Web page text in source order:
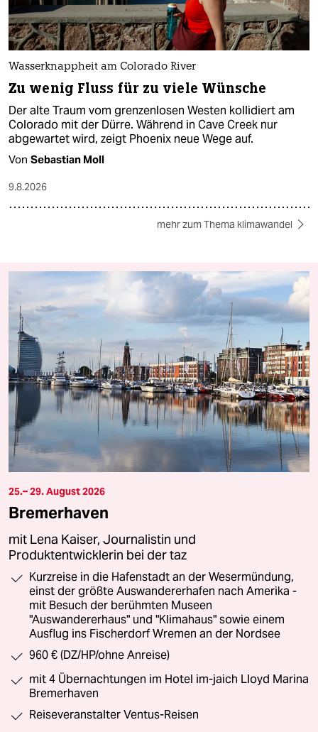
Wasserknappheit am Colorado River
Zu wenig Fluss für zu viele Wünsche
Der alte Traum vom grenzenlosen Westen kollidiert am
Colorado mit der Dürre. Während in Cave Creek nur
abgewartet wird, zeigt Phoenix neue Wege auf.
Von Sebastian Moll
9.8.2026
mehr zum Thema klimawandel
25.– 29. August 2026
Bremerhaven
mit Lena Kaiser, Journalistin und
Produktentwicklerin bei der taz
Kurzreise in die Hafenstadt an der Wesermündung,
einst der größte Auswandererhafen nach Amerika -
mit Besuch der berühmten Museen
"Auswandererhaus" und "Klimahaus" sowie einem
Ausflug ins Fischerdorf Wremen an der Nordsee
960 € (DZ/HP/ohne Anreise)
mit 4 Übernachtungen im Hotel im-jaich Lloyd Marina
Bremerhaven
Reiseveranstalter Ventus-Reisen